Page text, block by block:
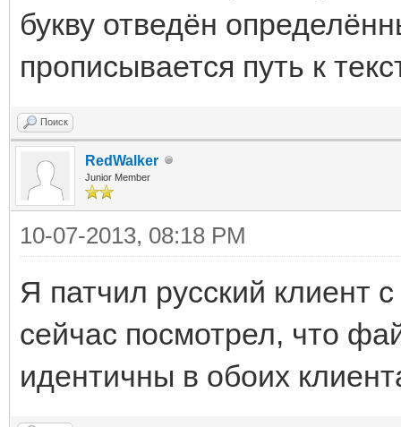
букву отведён
прописывается путь к
Поиск
RedWalker
Junior Member
10-07-2013, 08:18 PM
Я патчил русский клиент
сейчас посмотрел, что
идентичны в обоих